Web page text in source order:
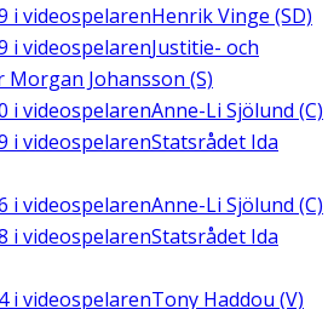
i videospelarenHenrik Vinge (SD)
i videospelarenJustitie- och
Johansson (S)
i videospelarenAnne-Li Sjölund (C)
i videospelarenStatsrådet Ida
i videospelarenAnne-Li Sjölund (C)
i videospelarenStatsrådet Ida
i videospelarenTony Haddou (V)